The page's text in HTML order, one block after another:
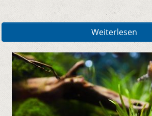
Weiterlesen